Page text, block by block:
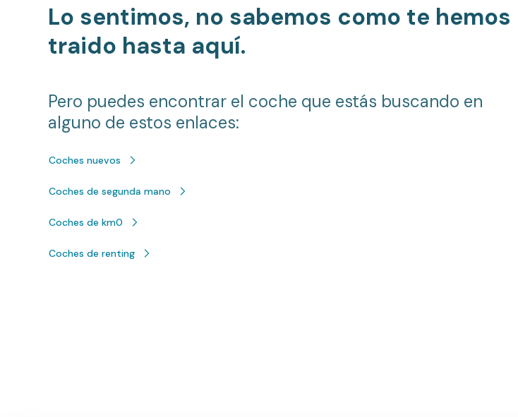
Lo sentimos, no sabemos como te hemos
traido hasta aquí.
Pero puedes encontrar el coche que estás buscando en
alguno de estos enlaces:
Coches nuevos
Coches de segunda mano
Coches de km0
Coches de renting